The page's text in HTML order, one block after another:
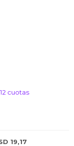
cuotas
19,17